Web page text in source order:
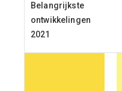
Belangrijkste
ontwikkelingen
2021